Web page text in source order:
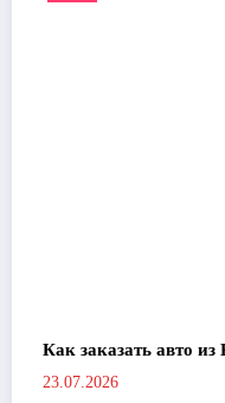
Как заказать авто из
23.07.2026